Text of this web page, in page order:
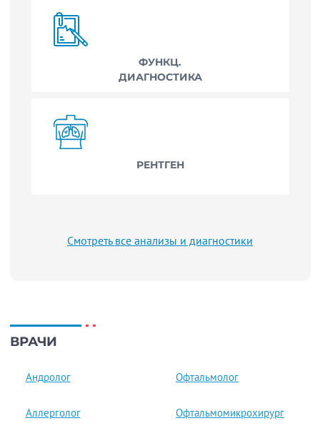
Смотреть все анализы и диагностики
ФУНКЦ.
ДИАГНОСТИКА
РЕНТГЕН
ВРАЧИ
Андролог
Аллерголог
Офтальмолог
Офтальмомикро­хирург